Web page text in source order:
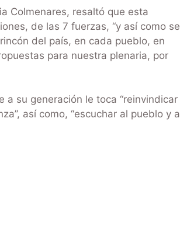
Colmenares, resaltó que esta
de las 7 fuerzas, “y así como se
del país, en cada pueblo, en
para nuestra plenaria, por
a su generación le toca “reinvindicar
así como, “escuchar al pueblo y a